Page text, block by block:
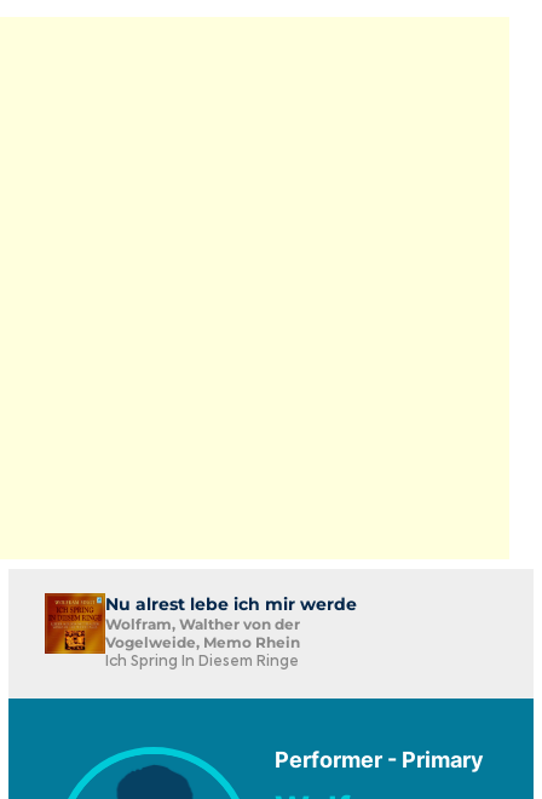
Nu alrest lebe ich mir werde
Wolfram, Walther von der
Vogelweide, Memo Rhein
Ich Spring In Diesem Ringe
Performer - Primary